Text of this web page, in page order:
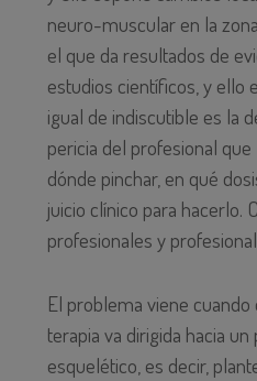
neuro-muscular en la
el que da resultados de
estudios científicos, y ello
igual de indiscutible es la
pericia del profesional que
dónde pinchar, en qué
juicio clínico para hacerlo.
profesionales y
El problema viene
terapia va dirigida hacia
esquelético, es decir,